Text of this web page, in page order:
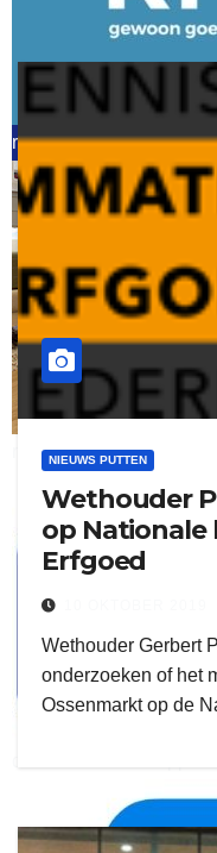
word vrijwilliger (1)
delangekortland
refreshed webdesign
ruitengaparket
NIEUWS PUTTEN
Wethouder
op Nationale
Erfgoed
Wethouder Gerbert
onderzoeken of het
Ossenmarkt op de